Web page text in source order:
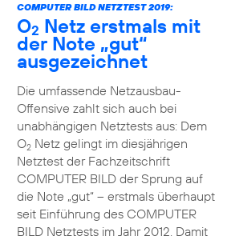
COMPUTER BILD NETZTEST 2019:
O2 Netz erstmals mit
der Note „gut“
ausgezeichnet
Die umfassende Netzausbau-
Offensive zahlt sich auch bei
unabhängigen Netztests aus: Dem
O2Netz gelingt im diesjährigen
Netztest der Fachzeitschrift
COMPUTER BILD der Sprung auf
die Note „gut“ – erstmals überhaupt
seit Einführung des COMPUTER
BILD Netztests im Jahr 2012. Damit